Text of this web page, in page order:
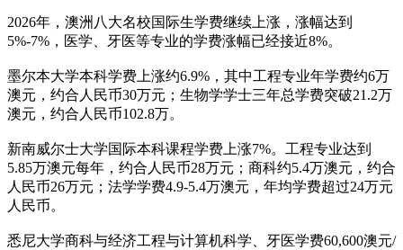
2026年，澳洲八大名校国际生学费继续上涨，涨幅达到
5%-7%，医学、牙医等专业的学费涨幅已经接近8%。
墨尔本大学本科学费上涨约6.9%，其中工程专业年学费约6万
澳元，约合人民币30万元；生物学学士三年总学费突破21.2万
澳元，约合人民币102.8万。
新南威尔士大学国际本科课程学费上涨7%。工程专业达到
5.85万澳元每年，约合人民币28万元；商科约5.4万澳元，约合
人民币26万元；法学学费4.9-5.4万澳元，年均学费超过24万元
人民币。
悉尼大学商科与经济工程与计算机科学、牙医学费60,600澳元/